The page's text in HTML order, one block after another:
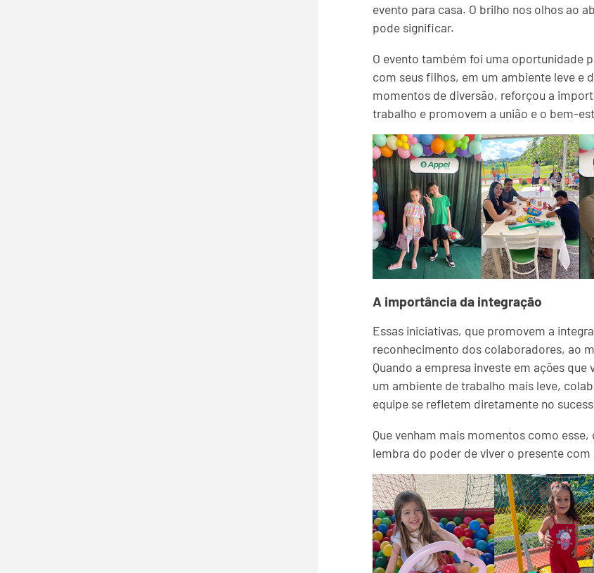
evento para casa. O brilho nos olhos ao
pode significar.
O evento também foi uma oportunidade
com seus filhos, em um ambiente leve e
momentos de diversão, reforçou a
trabalho e promovem a união e o bem-
A importância da integração
Essas iniciativas, que promovem a
reconhecimento dos colaboradores, ao
Quando a empresa investe em ações
um ambiente de trabalho mais leve,
equipe se refletem diretamente no
Que venham mais momentos como
lembra do poder de viver o presente com